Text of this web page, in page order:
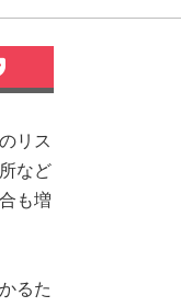
リス
など
も増
るた